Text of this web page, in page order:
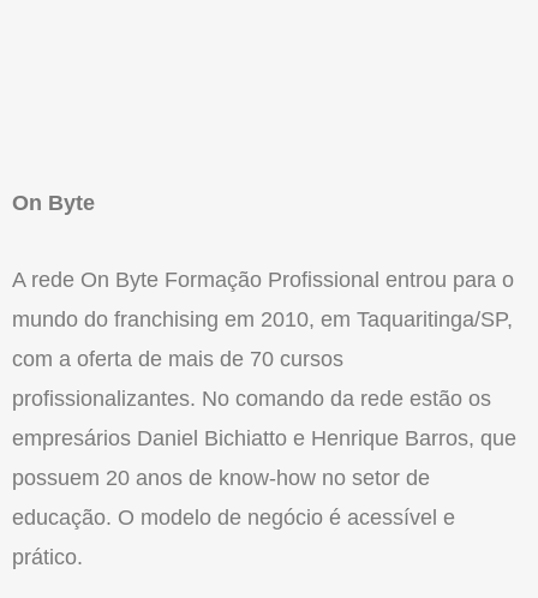
On Byte
A rede On Byte Formação Profissional entrou para o
mundo do franchising em 2010, em Taquaritinga/SP,
com a oferta de mais de 70 cursos
profissionalizantes. No comando da rede estão os
empresários Daniel Bichiatto e Henrique Barros, que
possuem 20 anos de know-how no setor de
educação. O modelo de negócio é acessível e
prático.